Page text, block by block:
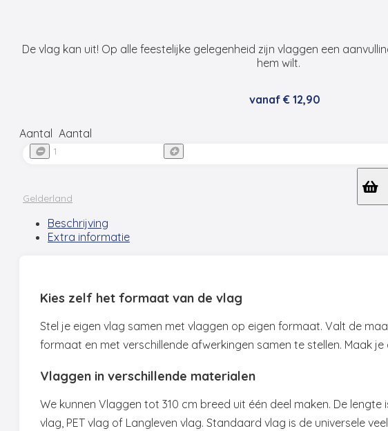
De vlag kan uit! Op alle feestelijke gelegenheid zijn vlaggen een
hem wilt.
vanaf €12,90
Aantal Aantal
Gelderland
Beschrijving
Extra informatie
Kies zelf het formaat van de vlag
Stel je eigen vlag samen met vlaggen op eigen formaat. Valt de
formaat en met verschillende afwerkingen samen te stellen. Maak
Vlaggen in verschillende materialen
We kunnen Vlaggen tot 310 cm breed uit één deel maken. De
vlag, PET vlag of Langleven vlag. Standaard vlag is de universele